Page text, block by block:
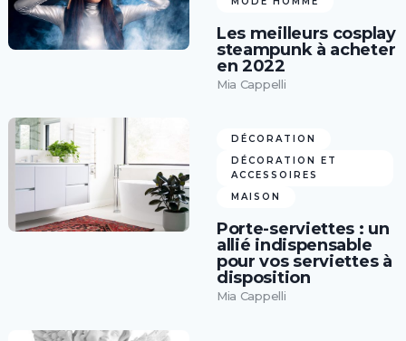
Les meilleurs cosplay
steampunk à acheter
en 2022
Mia Cappelli
DÉCORATION
DÉCORATION ET
ACCESSOIRES
MAISON
Porte-serviettes : un
allié indispensable
pour vos serviettes à
disposition
Mia Cappelli